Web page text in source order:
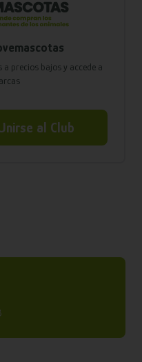
precios bajos y accede a
al Club